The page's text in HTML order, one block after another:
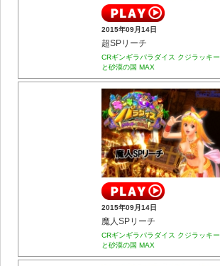
2015年09月14日
超SPリーチ
CRギンギラパラダイス クジラッキー
と砂漠の国 MAX
2015年09月14日
魔人SPリーチ
CRギンギラパラダイス クジラッキー
と砂漠の国 MAX